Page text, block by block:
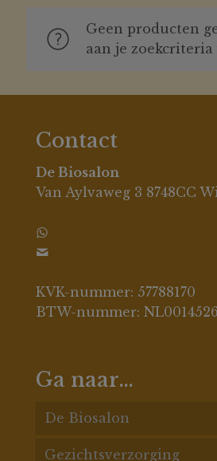
Geen producten
aan je zoekcriteria
Contact
De Biosalon
Van Aylvaweg 3 8748CC
KVK-nummer: 57788170
BTW-nummer:
Ga naar…
De Biosalon
De Biosalon
Gezichtsverzorging